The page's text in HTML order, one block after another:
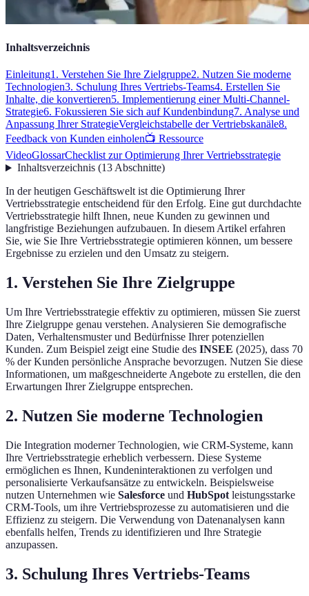
Inhaltsverzeichnis
Einleitung1. Verstehen Sie Ihre Zielgruppe2. Nutzen Sie moderne
Technologien3. Schulung Ihres Vertriebs-Teams4. Erstellen Sie
Inhalte, die konvertieren5. Implementierung einer Multi-Channel-
Strategie6. Fokussieren Sie sich auf Kundenbindung7. Analyse und
Anpassung Ihrer StrategieVergleichstabelle der Vertriebskanäle8.
Feedback von Kunden einholen📺 Ressource
VideoGlossarChecklist zur Optimierung Ihrer Vertriebsstrategie
Inhaltsverzeichnis(13Abschnitte)
In der heutigen Geschäftswelt ist die Optimierung Ihrer
Vertriebsstrategie entscheidend für den Erfolg. Eine gut durchdachte
Vertriebsstrategie hilft Ihnen, neue Kunden zu gewinnen und
langfristige Beziehungen aufzubauen. In diesem Artikel erfahren
Sie, wie Sie Ihre Vertriebsstrategie optimieren können, um bessere
Ergebnisse zu erzielen und den Umsatz zu steigern.
1. Verstehen Sie Ihre Zielgruppe
Um Ihre Vertriebsstrategie effektiv zu optimieren, müssen Sie zuerst
Ihre Zielgruppe genau verstehen. Analysieren Sie demografische
Daten, Verhaltensmuster und Bedürfnisse Ihrer potenziellen
Kunden. Zum Beispiel zeigt eine Studie des INSEE (2025), dass 70
% der Kunden persönliche Ansprache bevorzugen. Nutzen Sie diese
Informationen, um maßgeschneiderte Angebote zu erstellen, die den
Erwartungen Ihrer Zielgruppe entsprechen.
2. Nutzen Sie moderne Technologien
Die Integration moderner Technologien, wie CRM-Systeme, kann
Ihre Vertriebsstrategie erheblich verbessern. Diese Systeme
ermöglichen es Ihnen, Kundeninteraktionen zu verfolgen und
personalisierte Verkaufsansätze zu entwickeln. Beispielsweise
nutzen Unternehmen wie Salesforce und HubSpot leistungsstarke
CRM-Tools, um ihre Vertriebsprozesse zu automatisieren und die
Effizienz zu steigern. Die Verwendung von Datenanalysen kann
ebenfalls helfen, Trends zu identifizieren und Ihre Strategie
anzupassen.
3. Schulung Ihres Vertriebs-Teams